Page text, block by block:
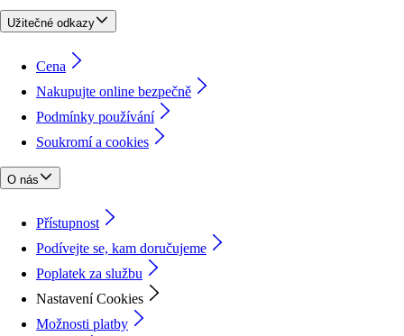
Užitečné odkazy
Cena
Nakupujte online bezpečně
Podmínky používání
Soukromí a cookies
O nás
Přístupnost
Podívejte se, kam doručujeme
Poplatek za službu
Nastavení Cookies
Možnosti platby